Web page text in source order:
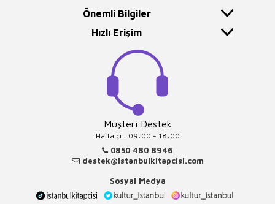
Önemli Bilgiler
Hızlı Erişim
Müşteri Destek
Haftaiçi : 09:00 - 18:00
0850 480 8946
destek@istanbulkitapcisi.com
Sosyal Medya